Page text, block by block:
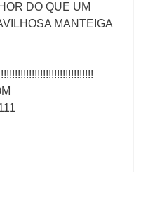
DO QUE UM
MANTEIGA